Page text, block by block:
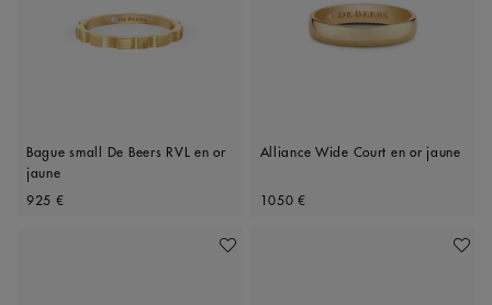
Bague small De Beers RVL en or
jaune
Original price
925 €
Alliance Wide Court en or jaune
Original price
1050 €
Ajouter À Ma Wishlist